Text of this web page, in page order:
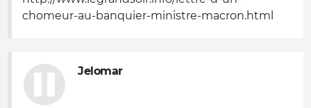
chomeur-au-banquier-ministre-macron.html
Jelomar